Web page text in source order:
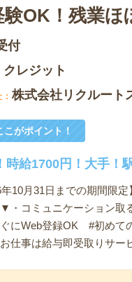
験OK！残業
付
クレジット
株式会社リクルート
こがポイント！
時給1700円！大手！
年10月31日までの期間限
・コミュニケーション取
ぐにWeb登録OK #初めて
仕事は給与即受取りサー